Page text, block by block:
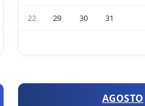
22 29 30 31
AGOSTO